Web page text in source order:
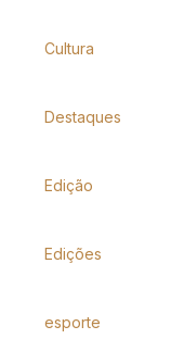
Cultura
Destaques
Edição
Edições
esporte